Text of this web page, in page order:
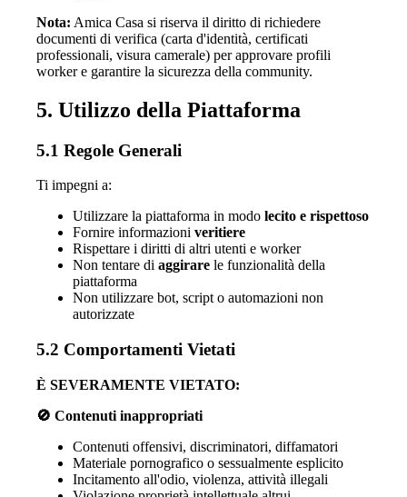
Nota: Amica Casa si riserva il diritto di richiedere
documenti di verifica (carta d'identità, certificati
professionali, visura camerale) per approvare profili
worker e garantire la sicurezza della community.
5. Utilizzo della Piattaforma
5.1 Regole Generali
Ti impegni a:
Utilizzare la piattaforma in modo lecito e rispettoso
Fornire informazioni veritiere
Rispettare i diritti di altri utenti e worker
Non tentare di aggirare le funzionalità della
piattaforma
Non utilizzare bot, script o automazioni non
autorizzate
5.2 Comportamenti Vietati
È SEVERAMENTE VIETATO:
🚫 Contenuti inappropriati
Contenuti offensivi, discriminatori, diffamatori
Materiale pornografico o sessualmente esplicito
Incitamento all'odio, violenza, attività illegali